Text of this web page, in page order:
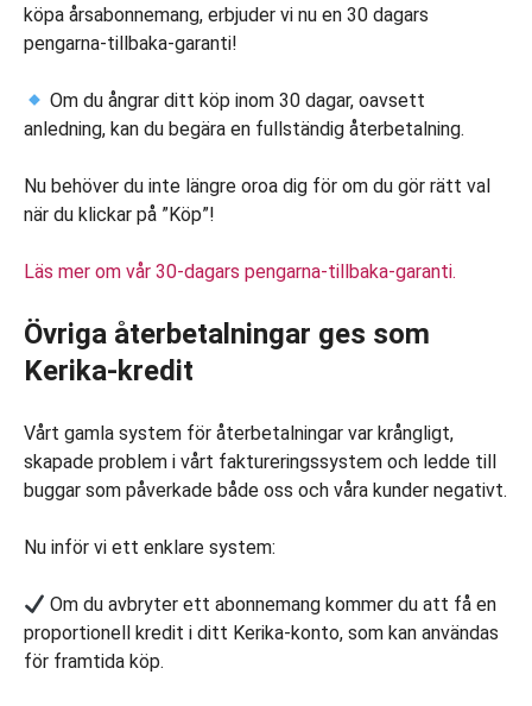
köpa årsabonnemang, erbjuder vi nu en 30 dagars
pengarna-tillbaka-garanti!
Om du ångrar ditt köp inom 30 dagar, oavsett
anledning, kan du begära en fullständig återbetalning.
Nu behöver du inte längre oroa dig för om du gör rätt val
när du klickar på ”Köp”!
Läs mer om vår 30-dagars pengarna-tillbaka-garanti.
Övriga återbetalningar ges som
Kerika-kredit
Vårt gamla system för återbetalningar var krångligt,
skapade problem i vårt faktureringssystem och ledde till
buggar som påverkade både oss och våra kunder negativt.
Nu inför vi ett enklare system:
Om du avbryter ett abonnemang kommer du att få en
proportionell kredit i ditt Kerika-konto, som kan användas
för framtida köp.